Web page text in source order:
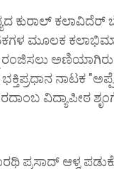
ಕುರಾಲ್
ಮೂಲಕ
ರಂಜಿಸಲು
ಭಕ್ತಿಪ್ರಧಾನ ನಾಟಕ
ವಿದ್ಯಾಪೀಠ
ಪ್ರಸಾದ್ ಆಳ್ವ